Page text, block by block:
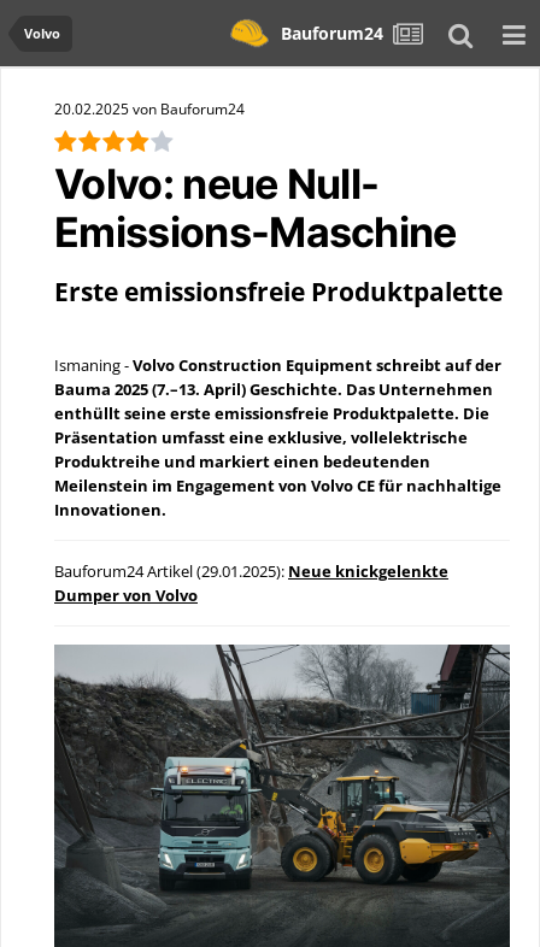
Volvo Bauforum24
20.02.2025 von Bauforum24
Volvo: neue Null-
Emissions-Maschine
Erste emissionsfreie Produktpalette
Ismaning -Volvo Construction Equipment schreibt auf der
Bauma 2025 (7.–13. April) Geschichte. Das Unternehmen
enthüllt seine erste emissionsfreie Produktpalette. Die
Präsentation umfasst eine exklusive, vollelektrische
Produktreihe und markiert einen bedeutenden
Meilenstein im Engagement von Volvo CE für nachhaltige
Innovationen.
Bauforum24 Artikel (29.01.2025): Neue knickgelenkte
Dumper von Volvo